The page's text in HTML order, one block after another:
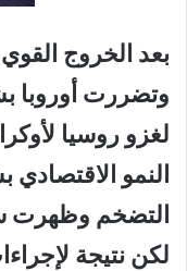
بعد الخروج
وتضررت أوروبا
لغزو روسيا
النمو
التضخم وظهرت
لكن نتيجة